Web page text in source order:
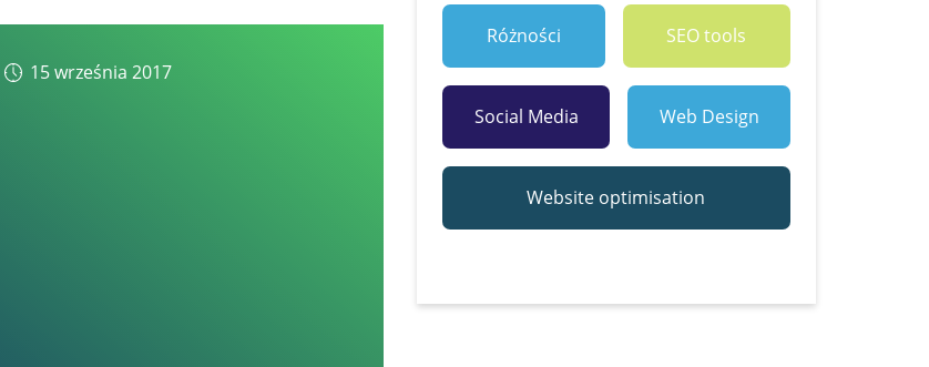
15 września 2017
Różności SEO tools
Social Media Web Design
Website optimisation